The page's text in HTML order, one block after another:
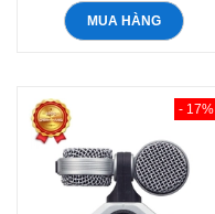
MUA HÀNG
- 17%